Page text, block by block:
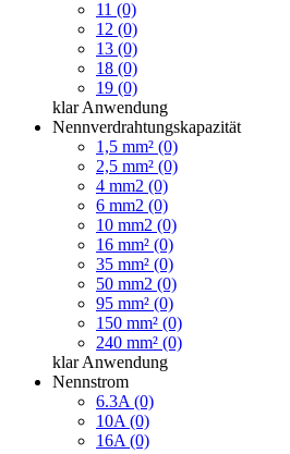
11 (0)
12 (0)
13 (0)
18 (0)
19 (0)
klar Anwendung
Nennverdrahtungskapazität
1,5 mm² (0)
2,5 mm² (0)
4 mm2 (0)
6 mm2 (0)
10 mm2 (0)
16 mm² (0)
35 mm² (0)
50 mm2 (0)
95 mm² (0)
150 mm² (0)
240 mm² (0)
klar Anwendung
Nennstrom
6.3A (0)
10A (0)
16A (0)